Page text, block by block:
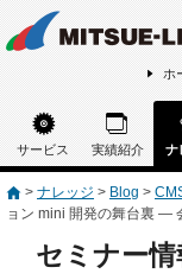
ホ
サービス 実績紹介 ナ
> ナレッジ > Blog >
ョン mini 開発の舞台裏 ―
セミナー